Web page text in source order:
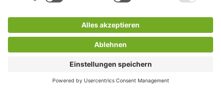
© 2026 KLINIKEN DR. ERLER